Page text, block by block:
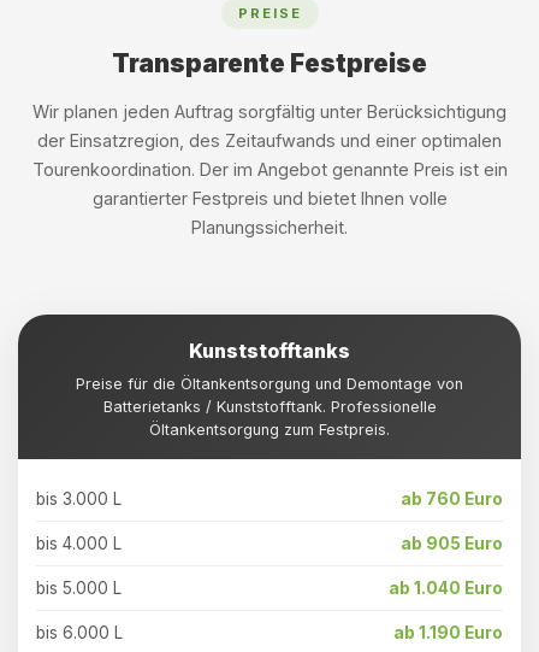
PREISE
Transparente Festpreise
Wir planen jeden Auftrag sorgfältig unter Berücksichtigung
der Einsatzregion, des Zeitaufwands und einer optimalen
Tourenkoordination. Der im Angebot genannte Preis ist ein
garantierter Festpreis und bietet Ihnen volle
Planungssicherheit.
Kunststofftanks
Preise für die Öltankentsorgung und Demontage von
Batterietanks / Kunststofftank. Professionelle
Öltankentsorgung zum Festpreis.
bis 3.000 L ab 760 Euro
bis 4.000 L ab 905 Euro
bis 5.000 L ab 1.040 Euro
bis 6.000 L ab 1.190 Euro